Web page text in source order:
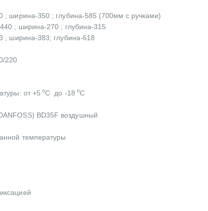
ширина-350 ; глубина-585 (700мм с ручками)
; ширина-270 ; глубина-315
; ширина-383; глубина-618
220
от +5 оС до -18 оС
BD35F воздушный
температуры